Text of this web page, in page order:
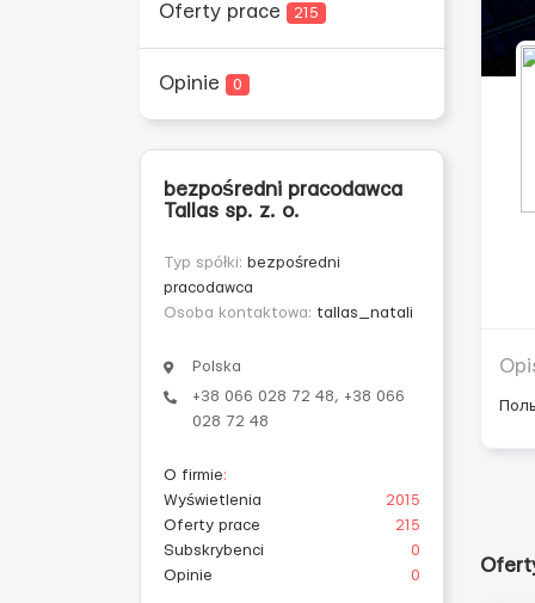
Oferty prace 215
Opinie 0
bezpośredni pracodawca
Tallas sp. z. o.
Typ spółki: bezpośredni
pracodawca
Osoba kontaktowa: tallas_natali
Polska
+38 066 028 72 48, +38 066
028 72 48
O firmie:
Wyświetlenia
2015
Oferty prace
215
Subskrybenci
0
Opinie
0